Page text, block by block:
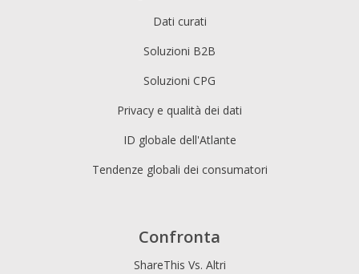
Dati curati
Soluzioni B2B
Soluzioni CPG
Privacy e qualità dei dati
ID globale dell'Atlante
Tendenze globali dei consumatori
Confronta
ShareThis Vs. Altri